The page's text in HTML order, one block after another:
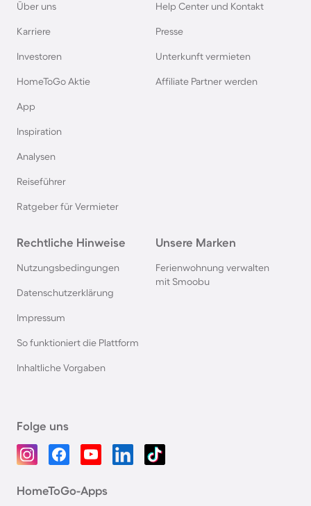
Über uns
Karriere
Investoren
HomeToGo Aktie
App
Inspiration
Analysen
Reiseführer
Ratgeber für Vermieter
Help Center und Kontakt
Presse
Unterkunft vermieten
Affiliate Partner werden
Rechtliche Hinweise
Nutzungsbedingungen
Datenschutzerklärung
Impressum
So funktioniert die Plattform
Inhaltliche Vorgaben
Unsere Marken
Ferienwohnung verwalten
mit Smoobu
Folge uns
HomeToGo-Apps